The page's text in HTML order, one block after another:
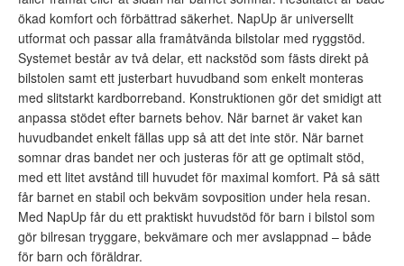
ökad komfort och förbättrad säkerhet. NapUp är universellt
utformat och passar alla framåtvända bilstolar med ryggstöd.
Systemet består av två delar, ett nackstöd som fästs direkt på
bilstolen samt ett justerbart huvudband som enkelt monteras
med slitstarkt kardborreband. Konstruktionen gör det smidigt att
anpassa stödet efter barnets behov. När barnet är vaket kan
huvudbandet enkelt fällas upp så att det inte stör. När barnet
somnar dras bandet ner och justeras för att ge optimalt stöd,
med ett litet avstånd till huvudet för maximal komfort. På så sätt
får barnet en stabil och bekväm sovposition under hela resan.
Med NapUp får du ett praktiskt huvudstöd för barn i bilstol som
gör bilresan tryggare, bekvämare och mer avslappnad – både
för barn och föräldrar.